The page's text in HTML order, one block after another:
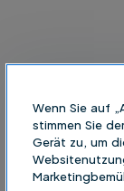
Wenn Sie auf
stimmen Sie
Gerät zu, um